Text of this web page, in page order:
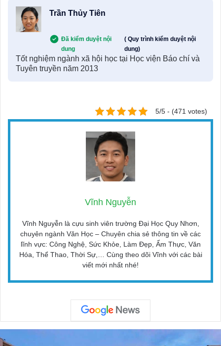
Trần Thủy Tiên
Đã kiểm duyệt nội
dung
( Quy trình kiểm duyệt nội
dung)
Tốt nghiệm ngành xã hội học tại Học viện Báo chí và
Tuyên truyền năm 2013
5/5 - (471 votes)
Vĩnh Nguyễn
Vĩnh Nguyễn là cựu sinh viên trường Đại Học Quy Nhơn,
chuyên ngành Văn Học – Chuyên chia sẻ thông tin về các
lĩnh vực: Công Nghệ, Sức Khỏe, Làm Đẹp, Ẩm Thực, Văn
Hóa, Thể Thao, Thời Sự,… Cùng theo dõi Vĩnh với các bài
viết mới nhất nhé!